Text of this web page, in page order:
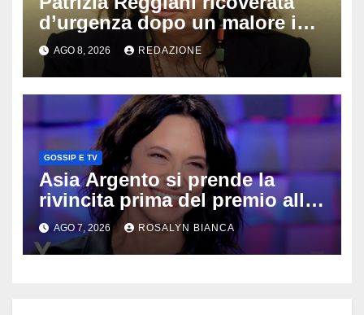
d’urgenza dopo un malore in
vacanza: come sta oggi l’ex
Lady Gucci
AGO 8, 2026 REDAZIONE
GOSSIP E TV
Asia Argento si prende la
rivincita prima del premio alla
carriera: «Mi chiamano
raccomandata e cagna»
AGO 7, 2026 ROSALYN BIANCA